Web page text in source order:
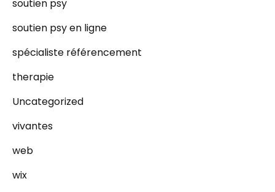
soutien psy
soutien psy en ligne
spécialiste référencement
therapie
Uncategorized
vivantes
web
wix